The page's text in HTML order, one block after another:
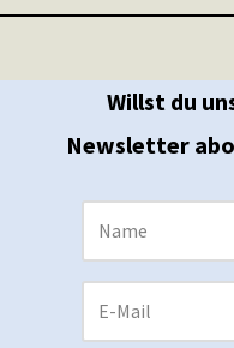
Willst du
Newsletter